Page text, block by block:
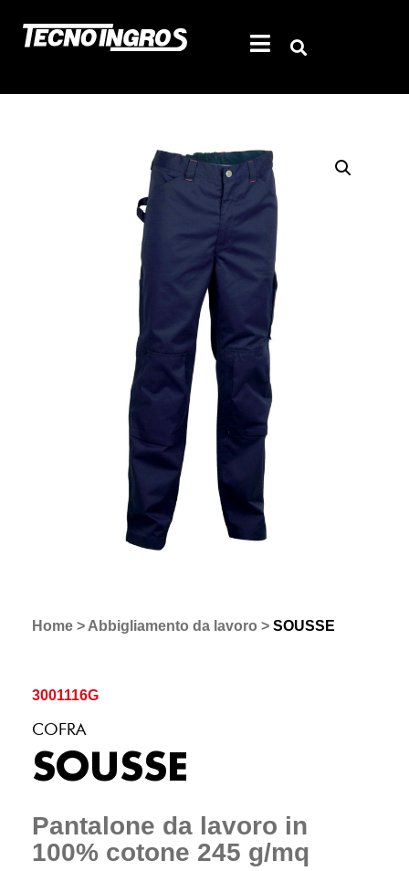
Home > Abbigliamento da lavoro > SOUSSE
3001116G
COFRA
SOUSSE
Pantalone da lavoro in
100% cotone 245 g/mq